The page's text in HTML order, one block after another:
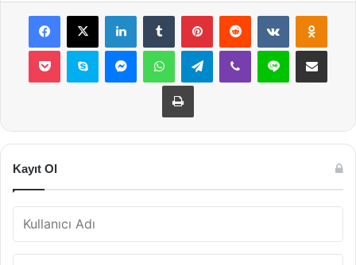
Facebook
X LinkedInTumblr PinterestReddit VKontakte
Pocket Skype MessengerWhatsAppTelegramViber Line E-Posta ile
Yazdır
Kayıt Ol